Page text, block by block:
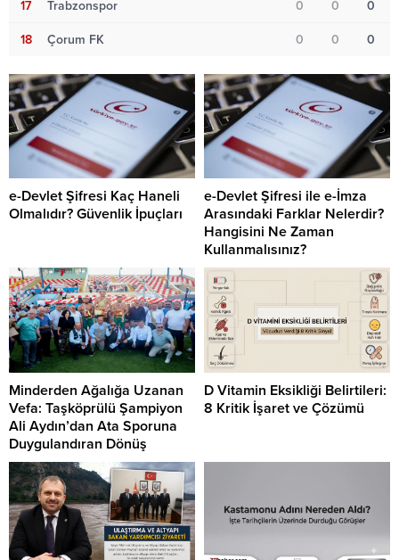
17 Trabzonspor 0 0 0
18 Çorum FK 0 0 0
e-Devlet Şifresi Kaç Haneli
Olmalıdır? Güvenlik İpuçları
e-Devlet Şifresi ile e-İmza
Arasındaki Farklar Nelerdir?
Hangisini Ne Zaman
Kullanmalısınız?
Minderden Ağalığa Uzanan
Vefa: Taşköprülü Şampiyon
Ali Aydın’dan Ata Sporuna
Duygulandıran Dönüş
D Vitamin Eksikliği Belirtileri:
8 Kritik İşaret ve Çözümü